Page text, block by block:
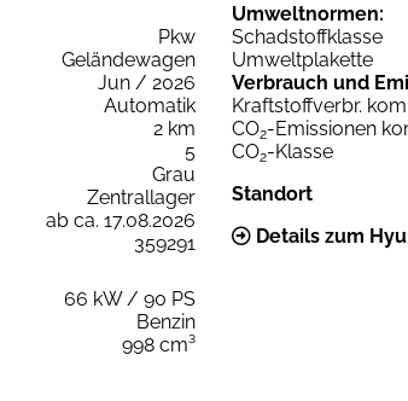
Pkw
Geländewagen
Jun / 2026
Automatik
2 km
5
Grau
Zentrallager
ab ca. 17.08.2026
359291
66 kW / 90 PS
Benzin
998 cm³
Umweltnormen:
Schadstoffklasse
Umweltplakette
Verbrauch und
Kraftstoffverbr.
CO2-Emissionen
CO2-Klasse
Standort
Details zum